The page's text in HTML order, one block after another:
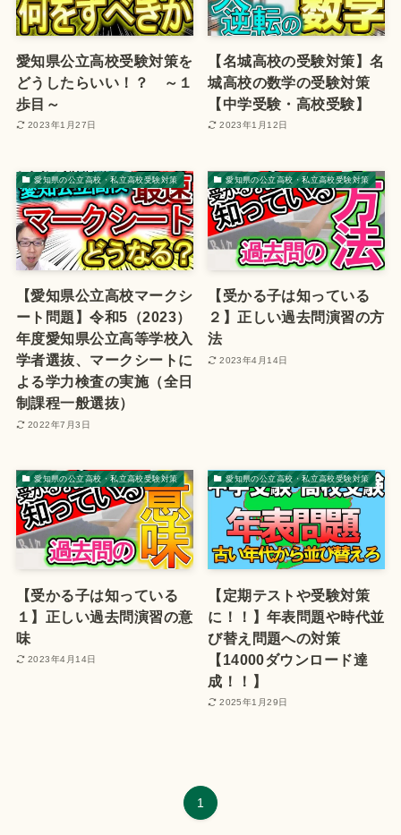
愛知県公立高校受験対策を
どうしたらいい！？ ～１
歩目～
2023年1月27日
【名城高校の受験対策】名
城高校の数学の受験対策
【中学受験・高校受験】
2023年1月12日
愛知県の公立高校・私立高校受験対策
【愛知県公立高校マークシ
ート問題】令和5（2023）
年度愛知県公立高等学校入
学者選抜、マークシートに
よる学力検査の実施（全日
制課程一般選抜）
2022年7月3日
愛知県の公立高校・私立高校受験対策
【受かる子は知っている
２】正しい過去問演習の方
法
2023年4月14日
愛知県の公立高校・私立高校受験対策
【受かる子は知っている
１】正しい過去問演習の意
味
2023年4月14日
愛知県の公立高校・私立高校受験対策
【定期テストや受験対策
に！！】年表問題や時代並
び替え問題への対策
【14000ダウンロード達
成！！】
2025年1月29日
1